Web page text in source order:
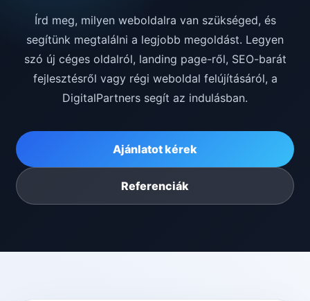
Írd meg, milyen weboldalra van szükséged, és
segítünk megtalálni a legjobb megoldást. Legyen
szó új céges oldalról, landing page-ről, SEO-barát
fejlesztésről vagy régi weboldal felújításáról, a
DigitalPartners segít az indulásban.
Ajánlatot kérek
Referenciák